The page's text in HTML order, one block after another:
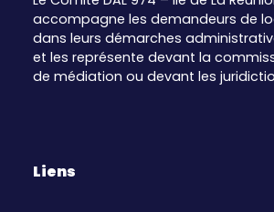
accompagne les demandeurs de
dans leurs démarches
et les représente devant la
de médiation ou devant les
Liens